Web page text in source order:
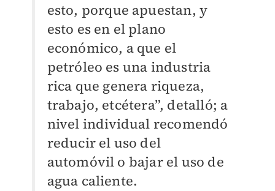
esto, porque apuestan, y
esto es en el plano
económico, a que el
petróleo es una industria
rica que genera riqueza,
trabajo, etcétera”, detalló; a
nivel individual recomendó
reducir el uso del
automóvil o bajar el uso de
agua caliente.